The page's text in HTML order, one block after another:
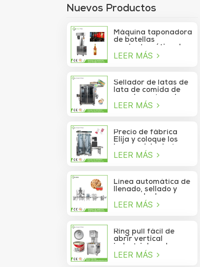
Nuevos Productos
Máquina taponadora
de botellas
semiautomática de
750 ml para botellas
LEER MÁS
Sellador de latas de
lata de comida de
mar de contenedor
de vacío de sardina
LEER MÁS
Precio de fábrica
Elija y coloque los
Delta para la bolsita
LEER MÁS
Línea automática de
llenado, sellado y
envasado de
alimentos para
LEER MÁS
Ring pull fácil de
abrir vertical
industrial cerdo
almuerzo pollo
LEER MÁS